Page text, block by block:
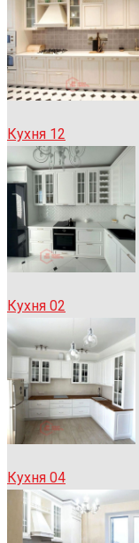
Кухня 12
Кухня 02
Кухня 04